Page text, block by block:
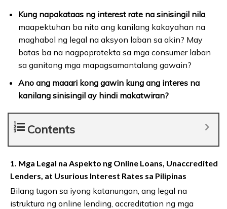
Kung napakataas ng interest rate na sinisingil nila,
maapektuhan ba nito ang kanilang kakayahan na
maghabol ng legal na aksyon laban sa akin? May
batas ba na nagpoprotekta sa mga consumer laban
sa ganitong mga mapagsamantalang gawain?
Ano ang maaari kong gawin kung ang interes na
kanilang sinisingil ay hindi makatwiran?
Contents
1. Mga Legal na Aspekto ng Online Loans, Unaccredited
Lenders, at Usurious Interest Rates sa Pilipinas
Bilang tugon sa iyong katanungan, ang legal na
istruktura ng online lending, accreditation ng mga